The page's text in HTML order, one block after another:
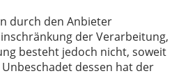
durch den Anbieter
der Verarbeitung,
besteht jedoch nicht, soweit
dessen hat der